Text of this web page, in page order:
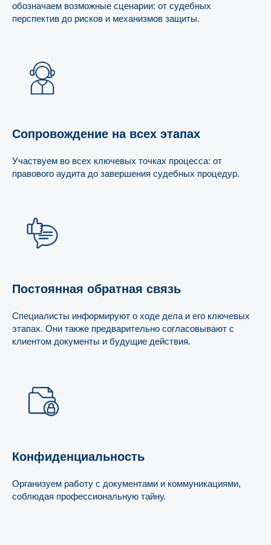
обозначаем возможные сценарии: от судебных
перспектив до рисков и механизмов защиты.
Сопровождение на всех этапах
Участвуем во всех ключевых точках процесса: от
правового аудита до завершения судебных процедур.
Постоянная обратная связь
Специалисты информируют о ходе дела и его ключевых
этапах. Они также предварительно согласовывают с
клиентом документы и будущие действия.
Конфиденциальность
Организуем работу с документами и коммуникациями,
соблюдая профессиональную тайну.